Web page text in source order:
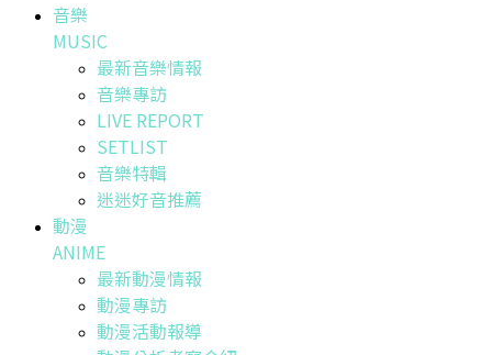
音樂
MUSIC
最新音樂情報
音樂專訪
LIVE REPORT
SETLIST
音樂特輯
迷迷好音推薦
動漫
ANIME
最新動漫情報
動漫專訪
動漫活動報導